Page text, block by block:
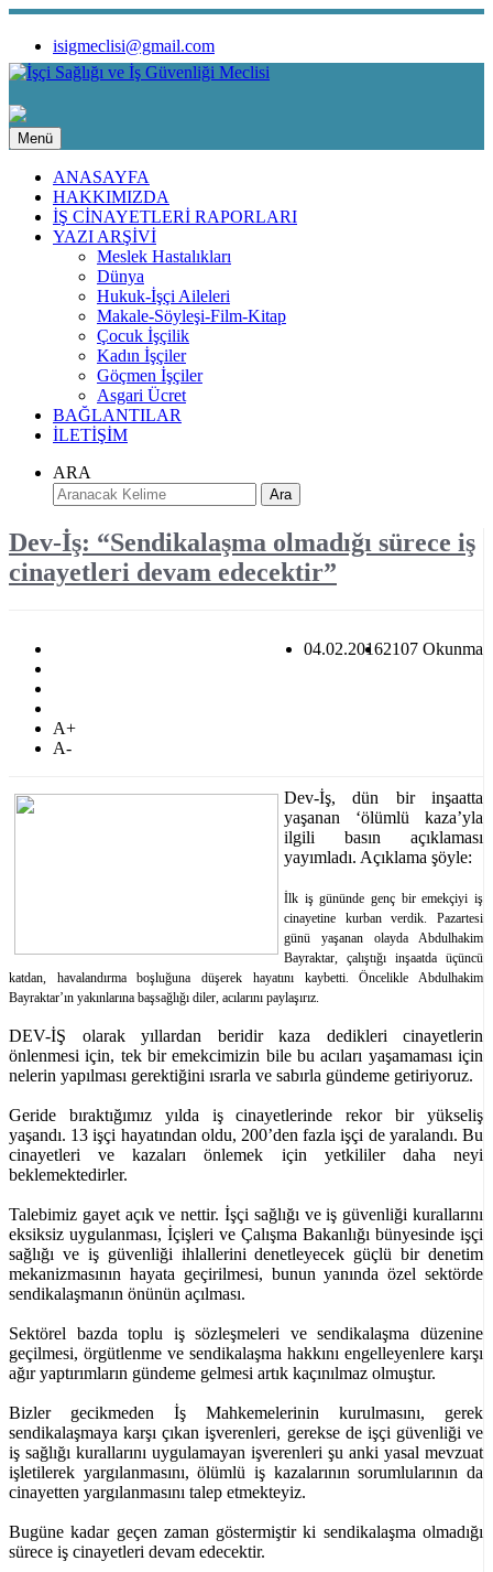
isigmeclisi@gmail.com
Menü
ANASAYFA
HAKKIMIZDA
İŞ CİNAYETLERİ RAPORLARI
YAZI ARŞİVİ
Meslek Hastalıkları
Dünya
Hukuk-İşçi Aileleri
Makale-Söyleşi-Film-Kitap
Çocuk İşçilik
Kadın İşçiler
Göçmen İşçiler
Asgari Ücret
BAĞLANTILAR
İLETİŞİM
ARA
Ara
Dev-İş: “Sendikalaşma olmadığı sürece iş
cinayetleri devam edecektir”
2107 Okunma
04.02.2016
A+
A-
Dev-İş, dün bir inşaatta
yaşanan ‘ölümlü kaza’yla
ilgili basın açıklaması
yayımladı. Açıklama şöyle:
İlk iş gününde genç bir emekçiyi iş
cinayetine kurban verdik. Pazartesi
günü yaşanan olayda Abdulhakim
Bayraktar, çalıştığı inşaatda üçüncü
katdan, havalandırma boşluğuna düşerek hayatını kaybetti. Öncelikle Abdulhakim
Bayraktar’ın yakınlarına başsağlığı diler, acılarını paylaşırız.
DEV-İŞ olarak yıllardan beridir kaza dedikleri cinayetlerin
önlenmesi için, tek bir emekcimizin bile bu acıları yaşamaması için
nelerin yapılması gerektiğini ısrarla ve sabırla gündeme getiriyoruz.
Geride bıraktığımız yılda iş cinayetlerinde rekor bir yükseliş
yaşandı. 13 işçi hayatından oldu, 200’den fazla işçi de yaralandı. Bu
cinayetleri ve kazaları önlemek için yetkililer daha neyi
beklemektedirler.
Talebimiz gayet açık ve nettir. İşçi sağlığı ve iş güvenliği kurallarını
eksiksiz uygulanması, İçişleri ve Çalışma Bakanlığı bünyesinde işçi
sağlığı ve iş güvenliği ihlallerini denetleyecek güçlü bir denetim
mekanizmasının hayata geçirilmesi, bunun yanında özel sektörde
sendikalaşmanın önünün açılması.
Sektörel bazda toplu iş sözleşmeleri ve sendikalaşma düzenine
geçilmesi, örgütlenme ve sendikalaşma hakkını engelleyenlere karşı
ağır yaptırımların gündeme gelmesi artık kaçınılmaz olmuştur.
Bizler gecikmeden İş Mahkemelerinin kurulmasını, gerek
sendikalaşmaya karşı çıkan işverenleri, gerekse de işçi güvenliği ve
iş sağlığı kurallarını uygulamayan işverenleri şu anki yasal mevzuat
işletilerek yargılanmasını, ölümlü iş kazalarının sorumlularının da
cinayetten yargılanmasını talep etmekteyiz.
Bugüne kadar geçen zaman göstermiştir ki sendikalaşma olmadığı
sürece iş cinayetleri devam edecektir.